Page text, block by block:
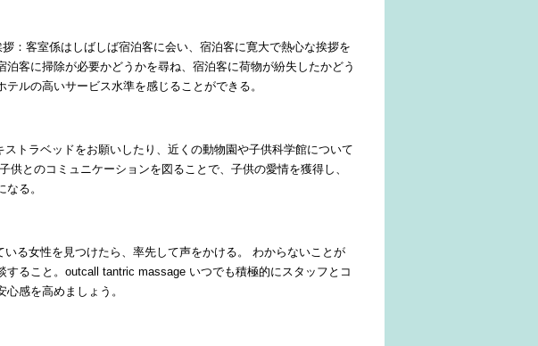
：客室係はしばしば宿泊客に会い、宿泊客に寛大で熱心な挨拶を
泊客に掃除が必要かどうかを尋ね、宿泊客に荷物が紛失したかどう
ルの高いサービス水準を感じることができる。
トラベッドをお願いしたり、近くの動物園や子供科学館について
供とのコミュニケーションを図ることで、子供の愛情を獲得し、
る。
る女性を見つけたら、率先して声をかける。 わからないことが
すること。outcall tantric massage いつでも積極的にスタッフとコ
感を高めましょう。